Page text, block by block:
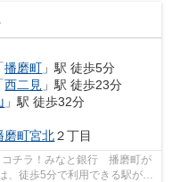
「播磨町 」駅 徒歩5分
「西二見 」駅 徒歩23分
」駅 徒歩32分
磨町宮北２丁目
コチラ！みなと銀行 播磨町が
徒歩5分で利用できる駅があ